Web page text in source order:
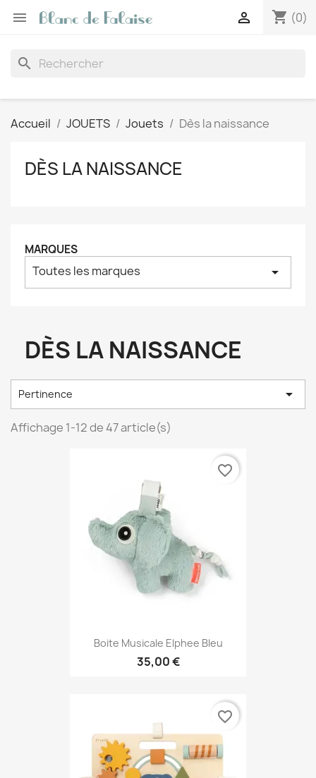
 shopping_cart (0)

search
Accueil JOUETS Jouets Dès la naissance
DÈS LA NAISSANCE
MARQUES
Toutes les marques arrow_drop_down
DÈS LA NAISSANCE
Pertinence 
Affichage 1-12 de 47 article(s)
Boite Musicale Elphee Bleu
35,00 €
favorite_border
favorite_border